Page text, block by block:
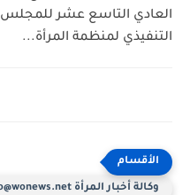
العادي التاسع عشر للمجلس
التنفيذي لمنظمة المرأة...
وكالة أخبار المرأة www.wonews.net info@wonews.net